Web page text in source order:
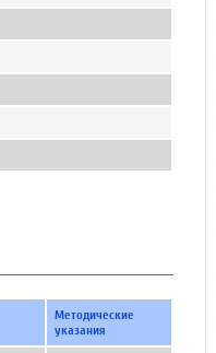
Методические
указания